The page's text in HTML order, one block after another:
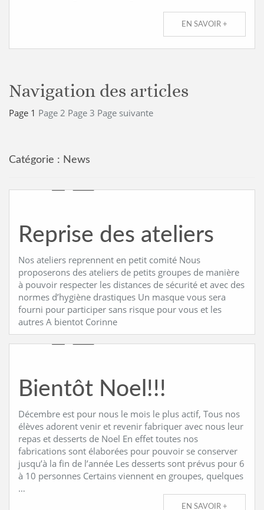
EN SAVOIR +
Navigation des articles
Page 1 Page 2 Page 3 Page suivante
Catégorie : News
Reprise des ateliers
Nos ateliers reprennent en petit comité Nous
proposerons des ateliers de petits groupes de manière
à pouvoir respecter les distances de sécurité et avec des
normes d’hygiène drastiques Un masque vous sera
fourni pour participer sans risque pour vous et les
autres A bientot Corinne
Bientôt Noel!!!
Décembre est pour nous le mois le plus actif, Tous nos
élèves adorent venir et revenir fabriquer avec nous leur
repas et desserts de Noel En effet toutes nos
fabrications sont élaborées pour pouvoir se conserver
jusqu’à la fin de l’année Les desserts sont prévus pour 6
à 10 personnes Certains viennent en groupes, quelques
…
EN SAVOIR +